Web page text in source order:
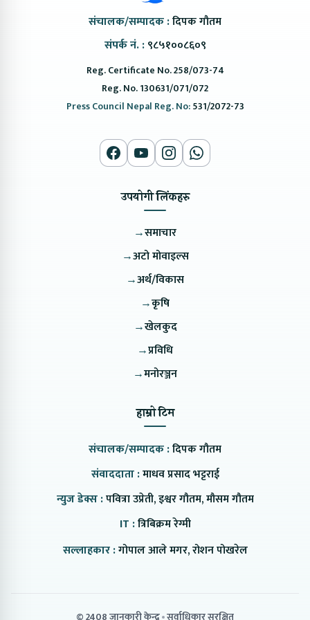
संचालक/सम्पादक :दिपक गौतम
संपर्क नं. : ९८५१००८६०९
Reg. Certificate No. 258/073-74
Reg. No. 130631/071/072
Press Council Nepal Reg. No:531/2072-73
उपयोगी लिंकहरु
→समाचार
→अटो मोवाइल्स
→अर्थ/विकास
→कृषि
→खेलकुद
→प्रविधि
→मनोरञ्जन
हाम्रो टिम
संचालक/सम्पादक :दिपक गौतम
संवाददाता :माधव प्रसाद भट्टराई
न्युज डेक्स :पवित्रा उप्रेती, इश्वर गौतम, मौसम गौतम
IT :त्रिबिक्रम रेग्मी
सल्लाहकार :गोपाल आले मगर, रोशन पोखरेल
© 2408 जानकारी केन्द्र सर्वाधिकार सुरक्षित